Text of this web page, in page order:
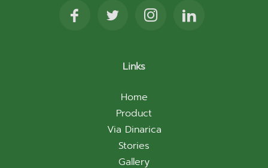
Links
Home
Product
Via Dinarica
Stories
Gallery